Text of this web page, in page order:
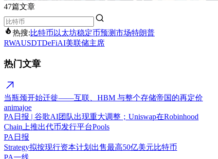
47篇文章
热搜:比特币 以太坊稳定币预测市场特朗普
RWAUSDTDeFiAI美联储主席
热门文章
当瓶颈开始迁徙——互联、HBM 与整个存储帝国的再定价
animajoe
PA日报 | 谷歌AI团队出现重大调整；Uniswap在Robinhood
Chain上推出代币发行平台Pools
PA日报
Strategy拟按现行资本计划出售最高50亿美元比特币
PA一线